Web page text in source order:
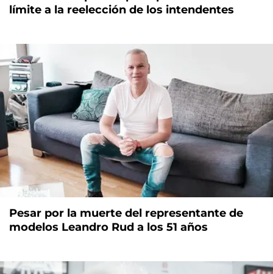
límite a la reelección de los intendentes
Pesar por la muerte del representante de
modelos Leandro Rud a los 51 años